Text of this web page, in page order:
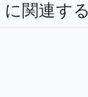
に関連す